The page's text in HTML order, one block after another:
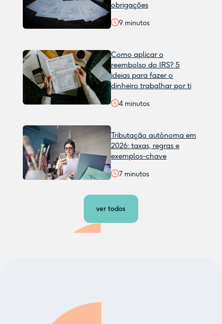
obrigações
9 minutos
Como aplicar o
reembolso do IRS? 5
ideias para fazer o
dinheiro trabalhar por ti
4 minutos
Tributação autónoma em
2026: taxas, regras e
exemplos-chave
7 minutos
ver todos